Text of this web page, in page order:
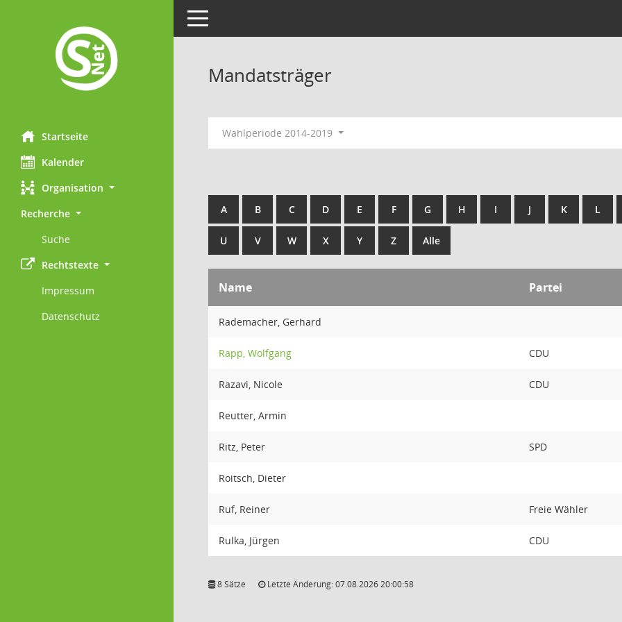
Startseite
Kalender
Organisation
Recherche
Suche
Rechtstexte
Impressum
Datenschutz
Toggle navigation
Mandatsträger
Wahlperiode 2014-2019
A B C D E F G H I J K L
U V W X Y Z Alle
Name Partei
Rademacher, Gerhard
Rapp, Wolfgang CDU
Razavi, Nicole CDU
Reutter, Armin
Ritz, Peter SPD
Roitsch, Dieter
Ruf, Reiner Freie Wähler
Rulka, Jürgen CDU
8 Sätze Letzte Änderung: 07.08.2026 20:00:58